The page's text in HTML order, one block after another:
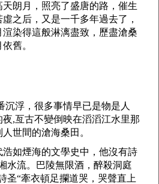
朗月，照亮了盛唐的路，催生
之后，又是一千多年過去了，
染得這般淋漓盡致，歷盡滄桑
舊。
浮，很多事情早已是物是人
,亙古不變倒映在滔滔江水里那
世間的滄海桑田。
如煙海的文學史中，他沒有詩
水流。巴陵無限酒，醉殺洞庭
圣“牽衣頓足攔道哭，哭聲直上